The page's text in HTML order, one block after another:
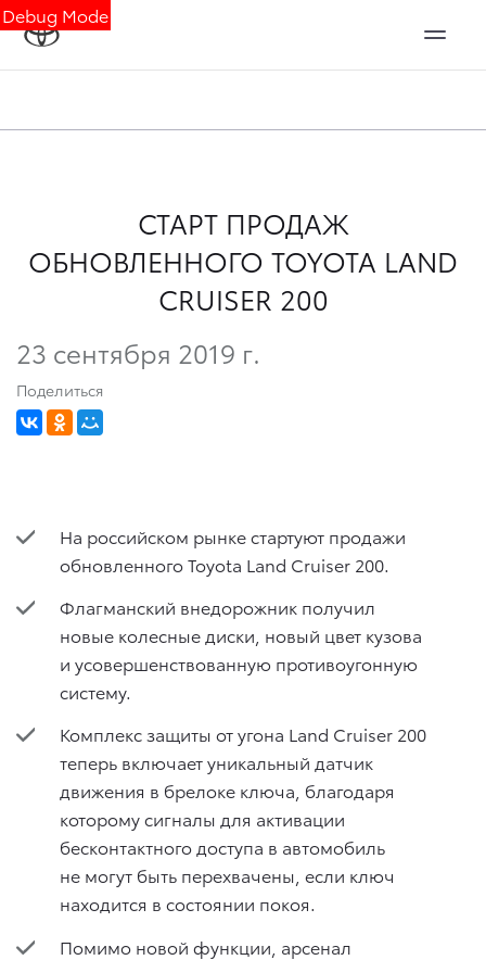
Debug Mode
СТАРТ ПРОДАЖ
ОБНОВЛЕННОГО TOYOTA LAND
CRUISER 200
23 сентября 2019 г.
Поделиться
На российском рынке стартуют продажи
обновленного Toyota Land Cruiser 200.
Флагманский внедорожник получил
новые колесные диски, новый цвет кузова
и усовершенствованную противоугонную
систему.
Комплекс защиты от угона Land Cruiser 200
теперь включает уникальный датчик
движения в брелоке ключа, благодаря
которому сигналы для активации
бесконтактного доступа в автомобиль
не могут быть перехвачены, если ключ
находится в состоянии покоя.
Помимо новой функции, арсенал